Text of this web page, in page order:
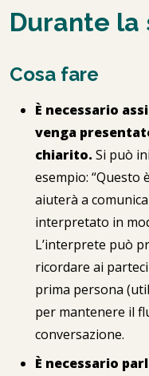
Durante la
Cosa fare
È necessario
venga
chiarito. Si può
esempio:
aiuterà a
interpretato in
L’interprete può
ricordare ai
prima persona
per mantenere il
conversazione.
È necessario